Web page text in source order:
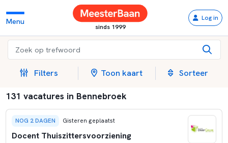
Menu
sinds 1999
Log in
Filters Toon kaart Sorteer
131 vacatures in Bennebroek
NOG 2 DAGEN Gisteren geplaatst
Docent Thuiszittersvoorziening